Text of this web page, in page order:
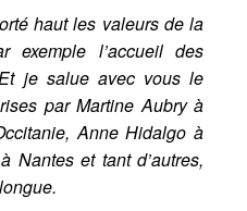
haut les valeurs de la
exemple l’accueil des
je salue avec vous le
par Martine Aubry à
Anne Hidalgo à
Nantes et tant d’autres,